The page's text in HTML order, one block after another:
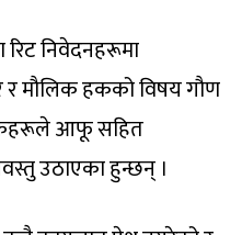
निवेदनहरूमा
मौलिक हकको विषय गौण
आफू सहित
उठाएका हुन्छन् ।